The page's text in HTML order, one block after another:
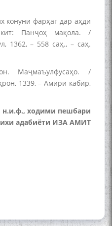
конуни фарҳаг дар аҳди
Панҷоҳ мақола. /
1362, – 558 саҳ., – саҳ.
Маҷмаъулфусаҳо. /
1339, – Амири кабир,
н.и.ф., ходими пешбари
адабиёти ИЗА АМИТ